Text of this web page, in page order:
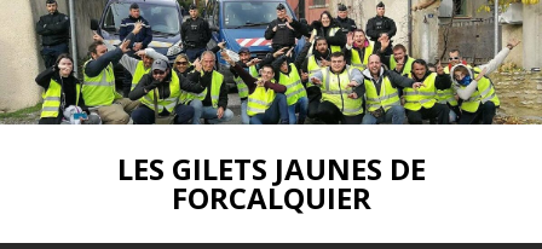
LES GILETS JAUNES DE
FORCALQUIER